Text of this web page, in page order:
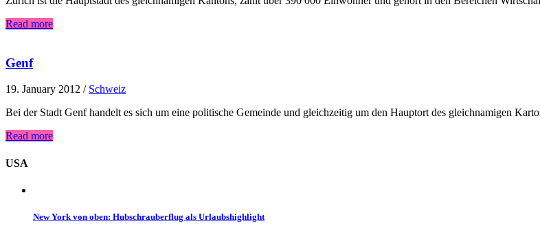
Read more
Genf
19. January 2012 / Schweiz
Bei der Stadt Genf handelt es sich um eine politische Gemeinde und gleichzeitig um den Hauptort des gleichnamigen
Read more
USA
New York von oben: Hubschrauberflug als Urlaubshighlight